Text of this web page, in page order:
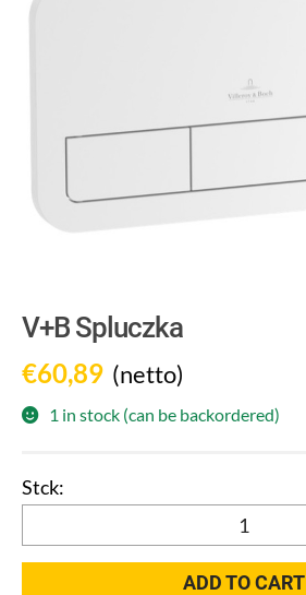
V+B Spluczka
€60,89 (netto)
1 in stock (can be backordered)
Spluczka
ADD TO CART